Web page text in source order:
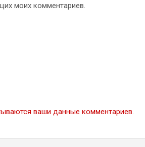
моих комментариев.
ваши данные комментариев.